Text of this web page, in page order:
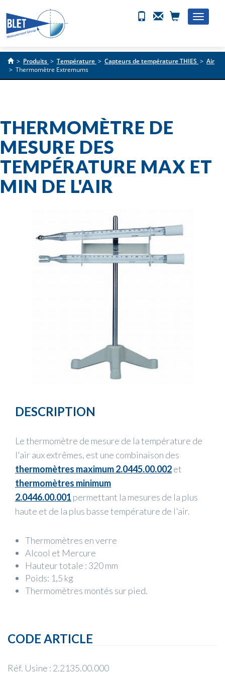
Toggle
> Produits > Température > Capteurs de température THIES > Air
> Thermomètre Extremums
THERMOMÈTRE DE
MESURE DES
TEMPÉRATURE MAX ET
MIN DE L'AIR
DESCRIPTION
Le thermomètre de mesure de la température de
l'air aux extrêmes, est une combinaison des
thermomètres maximum 2.0445.00.002et
thermomètres minimum
2.0446.00.001 permettant la mesures de la plus
haute et de la plus basse température de l'air.
Thermomètres en verre
Alcool et Mercure
Hauteur totale : 320 mm
Poids: 1,5 kg
Thermomètres montés sur pied.
CODE ARTICLE
Réf. Usine : 2.2135.00.000